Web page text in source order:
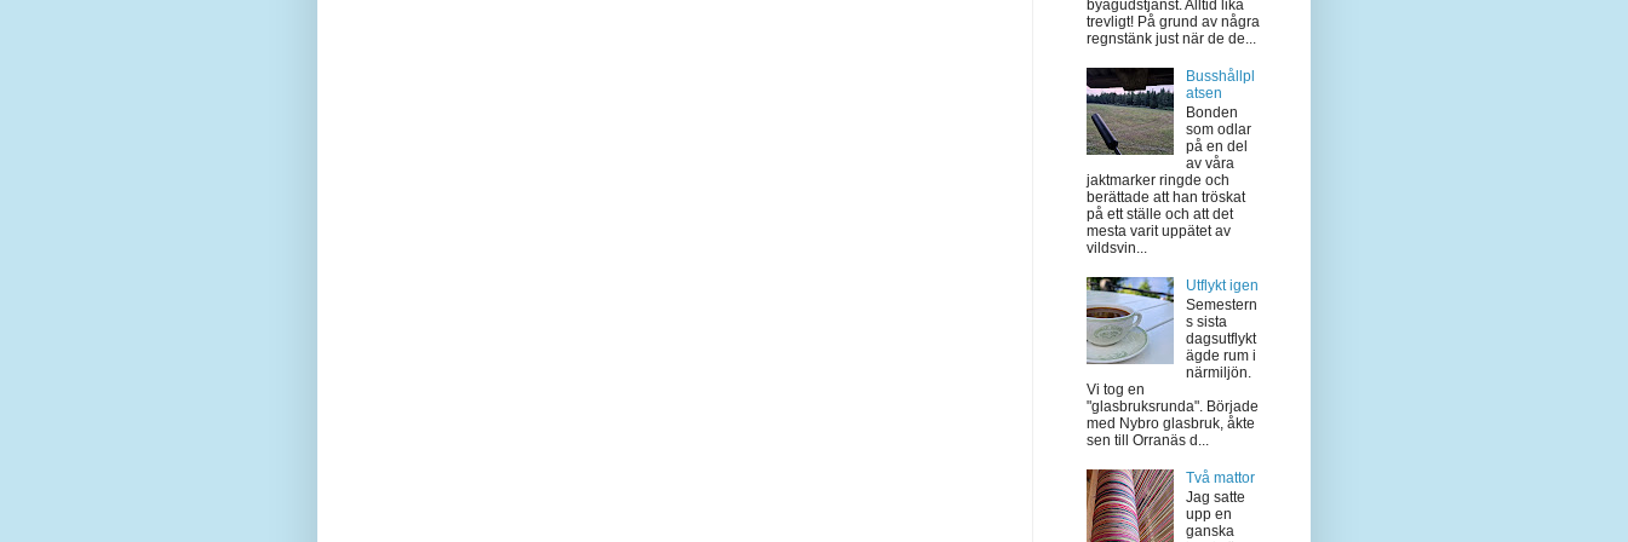
byagudstjänst. Alltid lika
trevligt! På grund av några
regnstänk just när de de...
Busshållpl
atsen
Bonden
som odlar
på en del
av våra
jaktmarker ringde och
berättade att han tröskat
på ett ställe och att det
mesta varit uppätet av
vildsvin...
Utflykt igen
Semestern
s sista
dagsutflykt
ägde rum i
närmiljön.
Vi tog en
"glasbruksrunda". Började
med Nybro glasbruk, åkte
sen till Orranäs d...
Två mattor
Jag satte
upp en
ganska